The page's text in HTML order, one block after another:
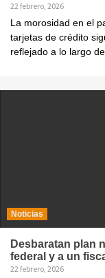
22 febrero, 2026
La morosidad en el
tarjetas de crédito
reflejado a lo largo
Noticias
Desbaratan plan
federal y a un
22 febrero, 2026